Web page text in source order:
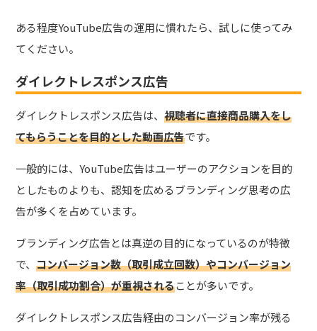
ある程度YouTube広告の運用に慣れたら、試しに使ってみ
てください。
ダイレクトレスポンス広告
ダイレクトレスポンス広告は、視聴者に直接商品購入をし
てもらうことを目的とした動画広告です。
一般的には、YouTube広告はユーザーのアクションを目的
としたものよりも、認知を広めるブランディング思考の広
告が多くを占めています。
ブランディング広告とは真逆の目的になっているのが特徴
で、コンバージョン数（取引成立回数）やコンバージョン
率（取引成功割合）が重視されることが多いです。
ダイレクトレスポンス広告経由のコンバージョン率が残る